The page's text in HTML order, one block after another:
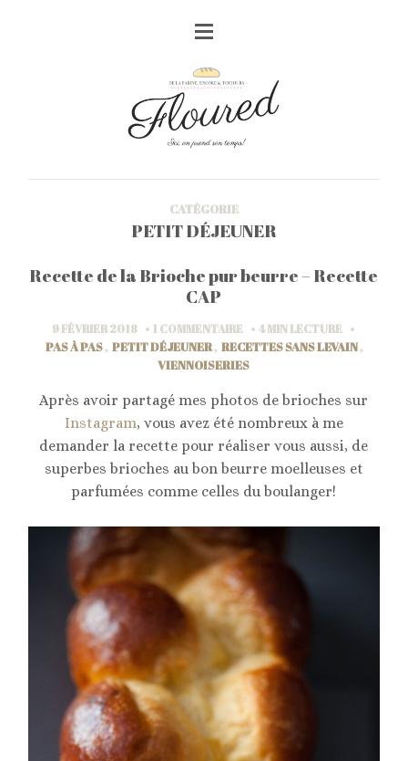
CATÉGORIE
PETIT DÉJEUNER
Recette de la Brioche pur beurre – Recette
CAP
9 FÉVRIER 2018 1 COMMENTAIRE 4 MINLECTURE
PAS À PAS, PETIT DÉJEUNER, RECETTES SANS LEVAIN,
VIENNOISERIES
Après avoir partagé mes photos de brioches sur
Instagram, vous avez été nombreux à me
demander la recette pour réaliser vous aussi, de
superbes brioches au bon beurre moelleuses et
parfumées comme celles du boulanger!